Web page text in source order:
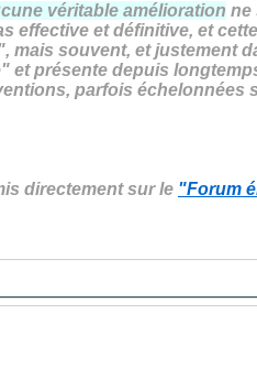
véritable amélioration ne
effective et définitive, et
mais souvent, et justement
et présente depuis
parfois échelonnées
directement sur le "Forum